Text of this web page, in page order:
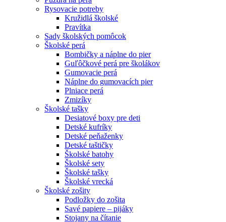
Rysovacie potreby
Kružidlá školské
Pravítka
Sady školských pomôcok
Školské perá
Bombičky a náplne do pier
Guľôčkové perá pre školákov
Gumovacie perá
Náplne do gumovacích pier
Plniace perá
Zmizíky
Školské tašky
Desiatové boxy pre deti
Detské kufríky
Detské peňaženky
Detské taštičky
Školské batohy
Školské sety
Školské tašky
Školské vrecká
Školské zošity
Podložky do zošita
Savé papiere – pijáky
Stojany na čítanie